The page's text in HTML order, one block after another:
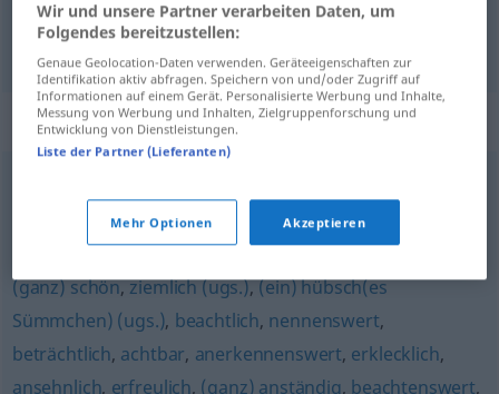
znaczny,poważny stattlich
Synonyme für "stattlich"
(ein) Turm (fig.),lang (ugs.) ,groß,(ein) Riese,
hochgewachsen
(ganz) schön,ziemlich (ugs.),(ein) hübsch(es
Sümmchen) (ugs.), beachtlich, nennenswert,
beträchtlich, achtbar, anerkennenswert, erklecklich,
ansehnlich, erfreulich, (ganz) anständig, beachtenswert,
Wir und unsere Partner verarbeiten Daten, um
Folgendes bereitzustellen:
Genaue Geolocation-Daten verwenden. Geräteeigenschaften zur
Identifikation aktiv abfragen. Speichern von und/oder Zugriff auf
Informationen auf einem Gerät. Personalisierte Werbung und Inhalte,
Messung von Werbung und Inhalten, Zielgruppenforschung und
Entwicklung von Dienstleistungen.
Liste der Partner (Lieferanten)
Mehr Optionen Akzeptieren